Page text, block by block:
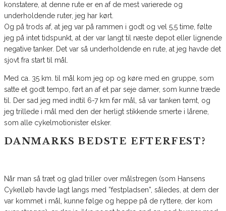
konstatere, at denne rute er en af de mest varierede og
underholdende ruter, jeg har kørt.
Og på trods af, at jeg var på rammen i godt og vel 5,5 time, følte
jeg på intet tidspunkt, at der var langt til næste depot eller lignende
negative tanker. Det var så underholdende en rute, at jeg havde det
sjovt fra start til mål.
Med ca. 35 km. til mål kom jeg op og køre med en gruppe, som
satte et godt tempo, ført an af et par seje damer, som kunne træde
til. Der sad jeg med indtil 6-7 km før mål, så var tanken tømt, og
jeg trillede i mål med den der herligt stikkende smerte i lårene,
som alle cykelmotionister elsker.
DANMARKS BEDSTE EFTERFEST?
Når man så træt og glad triller over målstregen (som Hansens
Cykelløb havde lagt langs med ”festpladsen”, således, at dem der
var kommet i mål, kunne følge og heppe på de ryttere, der kom